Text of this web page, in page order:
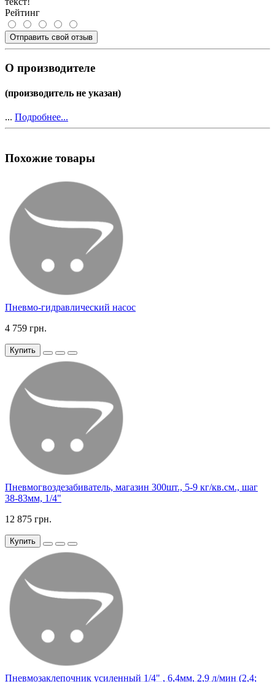
Рейтинг
Отправить свой отзыв
О производителе
(производитель не указан)
... Подробнее...
Похожие товары
Пневмо-гидравлический насос
4 759 грн.
Купить
Пневмогвоздезабиватель, магазин 300шт., 5-9 кг/кв.см., шаг
38-83мм, 1/4"
12 875 грн.
Купить
Пневмозаклепочник усиленный 1/4" , 6,4мм, 2,9 л/мин (2,4;